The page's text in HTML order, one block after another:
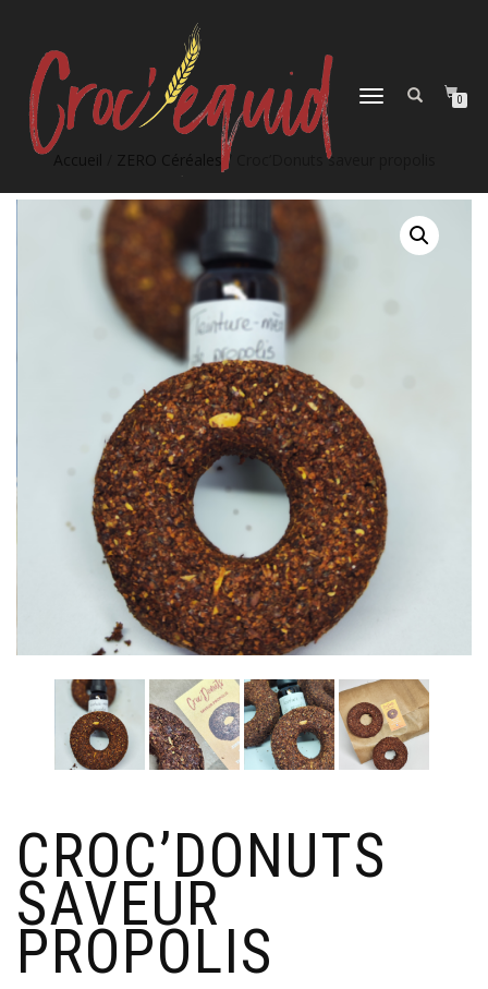
DÉPLIER
0
/ Croc’Donuts saveur propolis
CROC’DONUTS
SAVEUR
PROPOLIS